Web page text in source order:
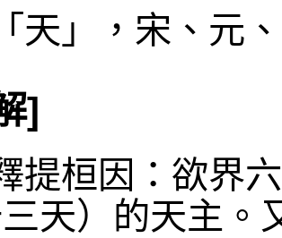
「天」，宋、元
]
提桓因：欲界
天）的天主。